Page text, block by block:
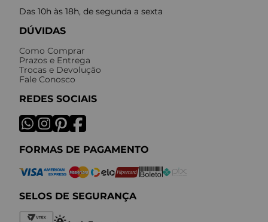
Das 10h às 18h, de segunda a sexta
DÚVIDAS
Como Comprar
Prazos e Entrega
Trocas e Devolução
Fale Conosco
REDES SOCIAIS
FORMAS DE PAGAMENTO
SELOS DE SEGURANÇA